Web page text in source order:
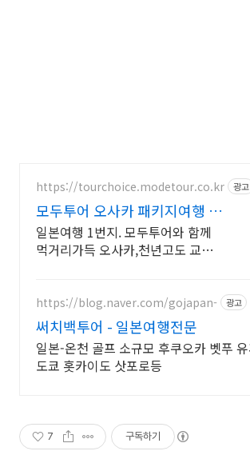
https://tourchoice.modetour.co.kr 광고
모두투어 오사카 패키지여행 볼
거리,먹거리 가득한 오사카
일본여행 1번지. 모두투어와 함께
먹거리가득 오사카,천년고도 교
점 USJ까지
https://blog.naver.com/gojapan- 광고
써치백투어 - 일본여행전문
일본-온천 골프 소규모 후쿠오카 벳푸
도쿄 홋카이도 삿포로등
7 구독하기